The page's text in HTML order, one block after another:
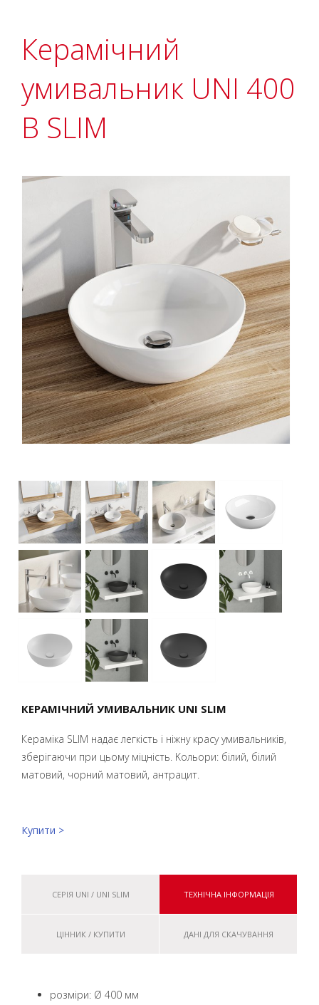
Керамічний
умивальник UNI 400
B SLIM
КЕРАМІЧНИЙ УМИВАЛЬНИК UNI SLIM
Кераміка SLIM надає легкість і ніжну красу умивальників,
зберігаючи при цьому міцність. Kольори: білий, білий
матовий, чорний матовий, aнтрацит.
Купити >
СЕРІЯ UNI / UNI SLIM ТЕХНІЧНА ІНФОРМАЦІЯ
ЦІННИК / КУПИТИ ДАНІ ДЛЯ СКАЧУВАННЯ
розміри: Ø 400 мм